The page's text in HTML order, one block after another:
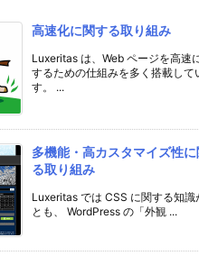
高速化に関する取り組み
Luxeritas は、Web ページを高速
するための仕組みを多く搭載して
す。 ...
多機能・高カスタマイズ性
る取り組み
Luxeritas では CSS に関する知識
とも、 WordPress の「外観 ...